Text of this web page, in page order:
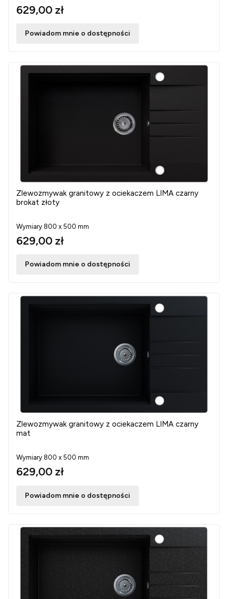
629,00 zł
Powiadom mnie o dostępności
Zlewozmywak granitowy z ociekaczem LIMA czarny
brokat złoty
Wymiary 800 x 500 mm
629,00 zł
Powiadom mnie o dostępności
Zlewozmywak granitowy z ociekaczem LIMA czarny
mat
Wymiary 800 x 500 mm
629,00 zł
Powiadom mnie o dostępności